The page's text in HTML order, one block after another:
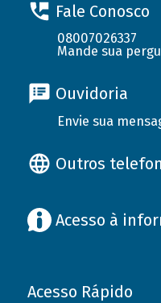
Fale Conosco
08007026337
Mande sua
Ouvidoria
Envie sua
Outros
Acesso à
Acesso Rápido